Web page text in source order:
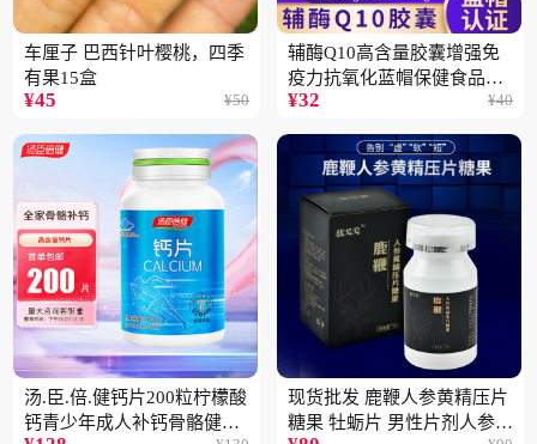
车厘子 巴西针叶樱桃，四季
有果15盒
¥45 ¥50
辅酶Q10高含量胶囊增强免
疫力抗氧化蓝帽保健食品批
发一件代发2盒
¥32 ¥40
汤.臣.倍.健钙片200粒柠檬酸
钙青少年成人补钙骨骼健康
现货批发 鹿鞭人参黄精压片
糖果 牡蛎片 男性片剂人参黄